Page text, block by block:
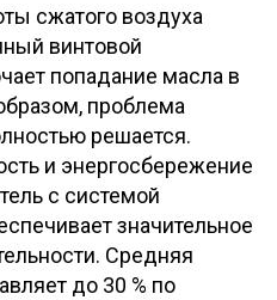
сжатого воздуха
винтовой
попадание масла в
проблема
решается.
и энергосбережение
с системой
значительное
Средняя
до 30 % по